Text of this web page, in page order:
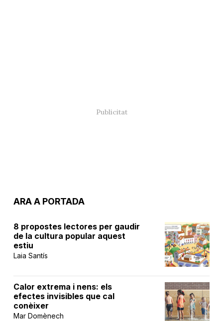
ARA A PORTADA
8 propostes lectores per gaudir
de la cultura popular aquest
estiu
Laia Santís
Calor extrema i nens: els
efectes invisibles que cal
conèixer
Mar Domènech